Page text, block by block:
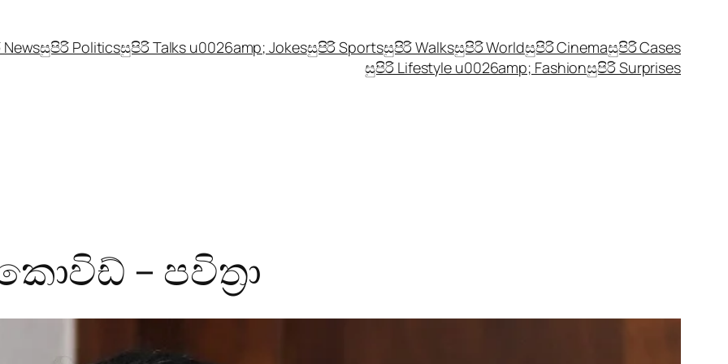
සුපිරි Politicsසුපිරි Talks u0026amp; Jokesසුපිරි Sportsසුපිරි Walksසුපිරි Worldසුපිරි Cinemaසුපිරි Cases
සුපිරි Lifestyle u0026amp; Fashionසුපිරි Surprises
– පවිත්‍රා